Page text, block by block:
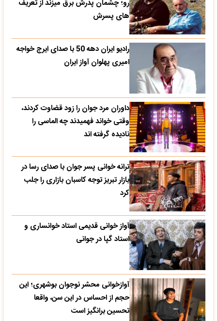
رو؛ چشمان پدرش برق میزند از تعریف
های پسرش
رادیو ایران دهه 50 با صدای ایرج خواجه
امیری پهلوان آواز ایران
داوران مرد جوان را زود قضاوت کردند،
وقتی خواند فهمیدند چه الماسی را
نادیده گرفته اند
ترانه خوانی پسر جوان با صدای رسا در
بازار تبریز توجه کاسبان بازاری را جلب
کرد
آواز خوانی قدیمی استاد خوانساری و
استاد گپا در جوانی
آوازخوانی محشر نوجوان بوشهری؛ این
حجم از احساس در این سن، واقعا
تحسین‌ برانگیز است